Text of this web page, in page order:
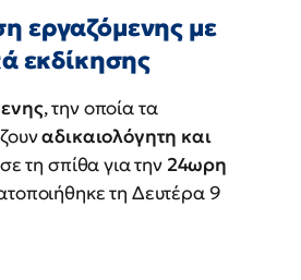
εργαζόμενης με
εκδίκησης
, την οποία τα
αδικαιολόγητη και
τη σπίθα για την 24ωρη
τη Δευτέρα 9